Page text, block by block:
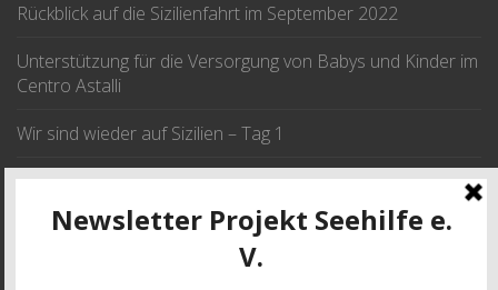
Rückblick auf die Sizilienfahrt im September 2022
Unterstützung für die Versorgung von Babys und Kinder im
Centro Astalli
Wir sind wieder auf Sizilien – Tag 1
Wir fahren im September nach Sizilien